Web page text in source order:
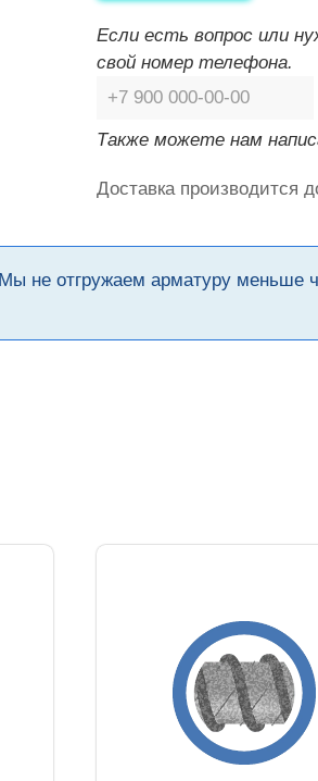
Если есть вопрос или
свой номер телефона.
Также можете нам
Доставка производится
не отгружаем арматуру